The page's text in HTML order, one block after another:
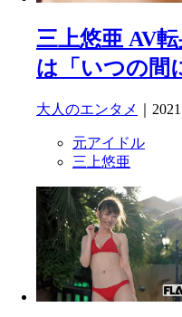
三上悠亜 AV
は「いつの間
大人のエンタメ ｜
元アイドル
三上悠亜